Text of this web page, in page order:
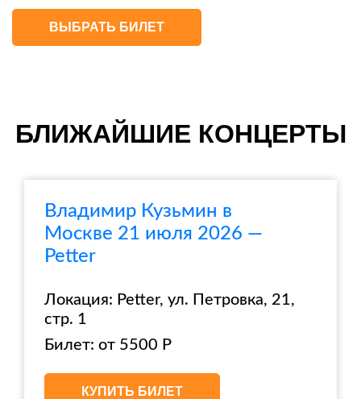
ВЫБРАТЬ БИЛЕТ
БЛИЖАЙШИЕ КОНЦЕРТЫ
Владимир Кузьмин в
Москве 21 июля 2026 —
Petter
Локация: Petter, ул. Петровка, 21,
стр. 1
Билет: от 5500 Р
КУПИТЬ БИЛЕТ